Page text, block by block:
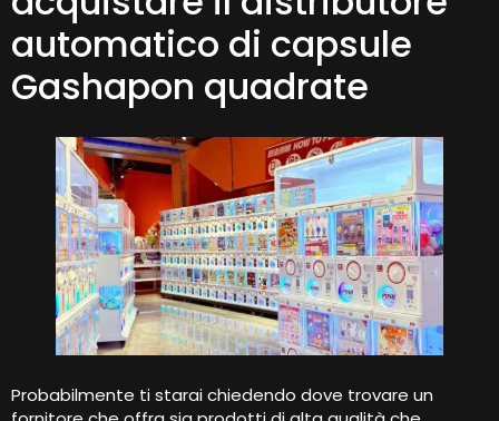
automatico di capsule
Gashapon quadrate
Probabilmente ti starai chiedendo dove trovare un